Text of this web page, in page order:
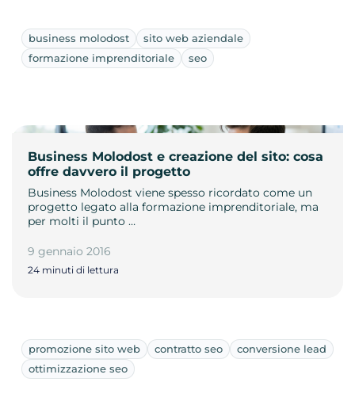
business molodost
sito web aziendale
formazione imprenditoriale
seo
Business Molodost e creazione del sito: cosa
offre davvero il progetto
Business Molodost viene spesso ricordato come un
progetto legato alla formazione imprenditoriale, ma
per molti il punto …
9 gennaio 2016
24 minuti di lettura
promozione sito web contratto seo
conversione lead
ottimizzazione seo